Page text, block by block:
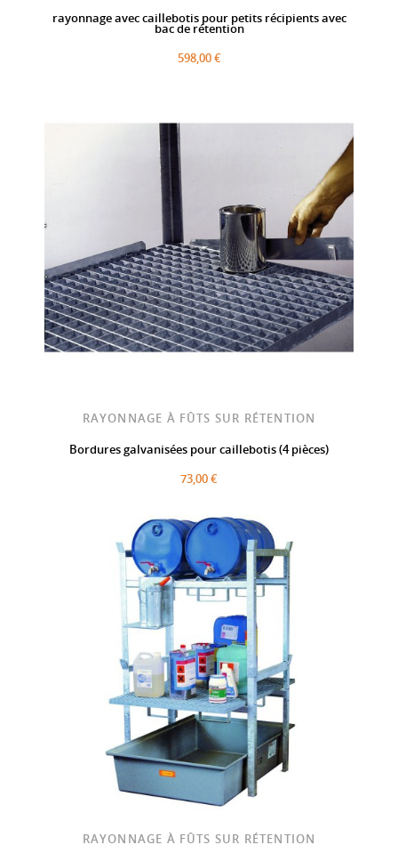
rayonnage avec caillebotis pour petits récipients avec
bac de rétention
598,00 €
RAYONNAGE À FÛTS SUR RÉTENTION
Bordures galvanisées pour caillebotis (4 pièces)
73,00 €
RAYONNAGE À FÛTS SUR RÉTENTION